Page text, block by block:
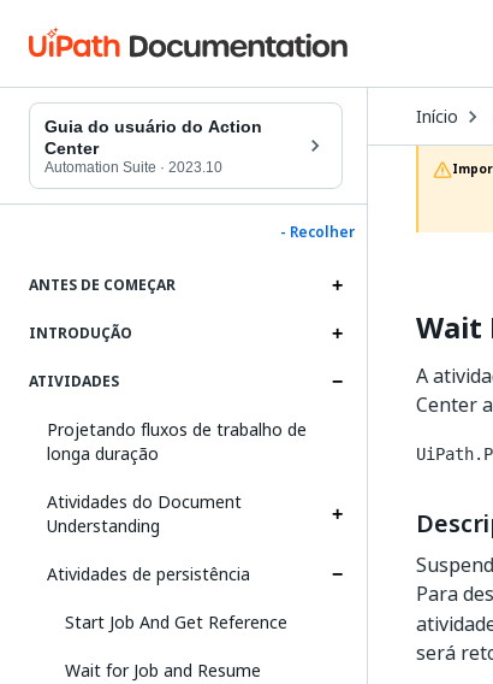
Guia do usuário do Action
Center
Automation Suite · 2023.10
- Recolher
ANTES DE COMEÇAR
INTRODUÇÃO
ATIVIDADES
Projetando fluxos de trabalho de
longa duração
Atividades do Document
Understanding
Atividades de persistência
Start Job And Get Reference
Wait for Job and Resume
Início
Wait
A
Center
Para
será